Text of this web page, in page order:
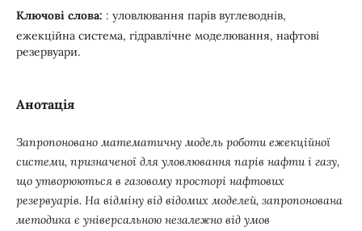
Ключові слова: : уловлювання парів вуглеводнів,
ежекційна система, гідравлічне моделювання, нафтові
резервуари.
Анотація
Запропоновано математичну модель роботи ежекційної
системи, призначеної для уловлювання парів нафти і газу,
що утворюються в газовому просторі нафтових
резервуарів. На відміну від відомих моделей, запропонована
методика є універсальною незалежно від умов